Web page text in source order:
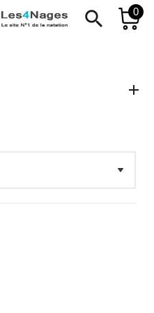
search 0